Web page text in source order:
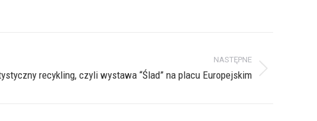
NASTĘPNE
recykling, czyli wystawa “Ślad” na placu Europejskim